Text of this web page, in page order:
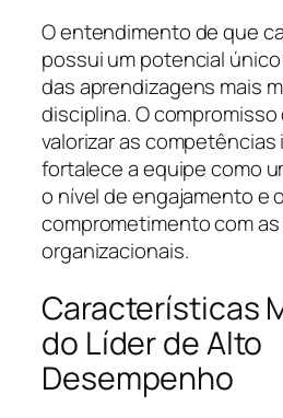
O entendimento de que
possui um potencial
das aprendizagens mais
disciplina. O
valorizar as competências
fortalece a equipe como
o nível de engajamento e o
comprometimento com
organizacionais.
Características
do Líder de Alto
Desempenho